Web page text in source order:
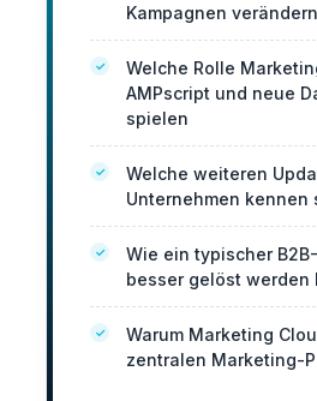
Kampagnen verändern
Welche Rolle
AMPscript und neue
spielen
Welche weiteren
Unternehmen kennen
Wie ein typischer
besser gelöst werden
Warum Marketing
zentralen Marketing-